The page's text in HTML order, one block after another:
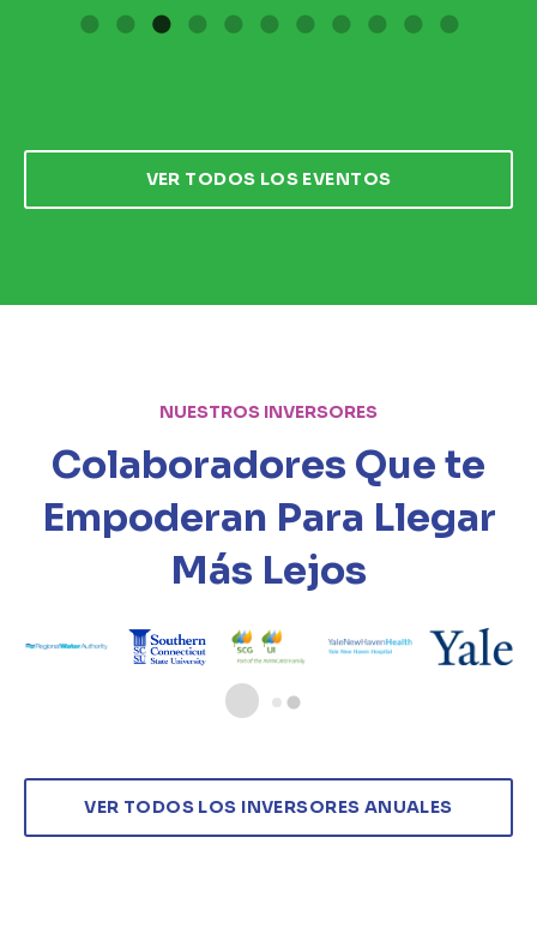
VER TODOS LOS EVENTOS
NUESTROS INVERSORES
Colaboradores Que te
Empoderan Para Llegar
Más Lejos
VER TODOS LOS INVERSORES ANUALES